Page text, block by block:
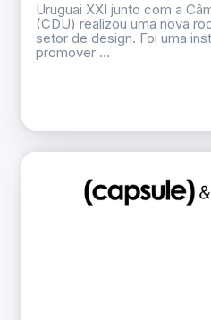
Uruguai XXI junto com a
(CDU) realizou uma nova
setor de design. Foi uma
promover ...